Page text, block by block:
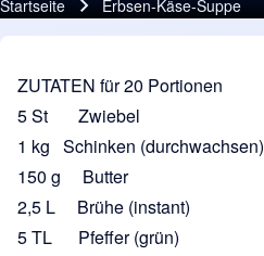
Pfadnavigation
Startseite Erbsen-Käse-Suppe
ZUTATEN für 20 Portionen
5 St Zwiebel
1 kg Schinken (durchwachsen)
150 g Butter
2,5 L Brühe (instant)
5 TL Pfeffer (grün)